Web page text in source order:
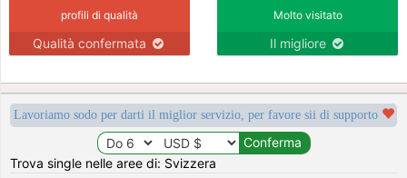
profili di qualità
Qualità confermata
Molto visitato
Il migliore
Lavoriamo sodo per darti il miglior servizio, per favore sii di supporto
Trova single nelle aree di: Svizzera